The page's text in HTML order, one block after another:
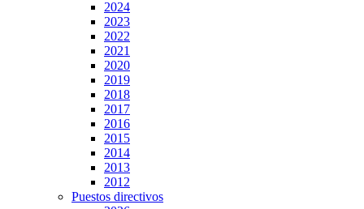
2024
2023
2022
2021
2020
2019
2018
2017
2016
2015
2014
2013
2012
Puestos directivos